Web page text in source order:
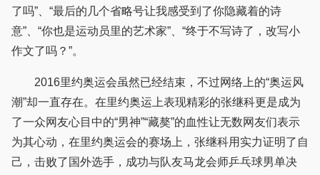
了吗”、“最后的几个省略号让我感受到了你隐藏着的诗
意”、“你也是运动员里的艺术家”、“终于不写诗了，改写小
作文了吗？”。
2016里约奥运会虽然已经结束，不过网络上的“奥运风
潮”却一直存在。在里约奥运上表现精彩的张继科更是成为
了一众网友心目中的“男神”“藏獒”的血性让无数网友们表示
为其心动，在里约奥运会的赛场上，张继科用实力证明了自
己，击败了国外选手，成功与队友马龙会师乒乓球男单决